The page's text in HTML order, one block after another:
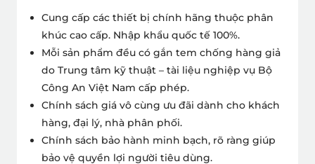
Cung cấp các thiết bị chính hãng thuộc phân
khúc cao cấp. Nhập khẩu quốc tế 100%.
Mỗi sản phẩm đều có gắn tem chống hàng giả
do Trung tâm kỹ thuật – tài liệu nghiệp vụ Bộ
Công An Việt Nam cấp phép.
Chính sách giá vô cùng ưu đãi dành cho khách
hàng, đại lý, nhà phân phối.
Chính sách bảo hành minh bạch, rõ ràng giúp
bảo vệ quyền lợi người tiêu dùng.